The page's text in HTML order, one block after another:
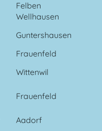
Felben
Wellhausen
Guntershausen
Frauenfeld
Wittenwil
Frauenfeld
Aadorf